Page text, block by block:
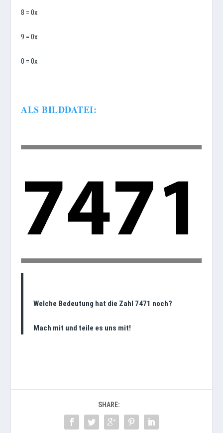
8 = 0x
9 = 0x
0 = 0x
ALS BILDDATEI:
Welche Bedeutung hat die Zahl 7471 noch?
Mach mit und teile es uns mit!
SHARE: